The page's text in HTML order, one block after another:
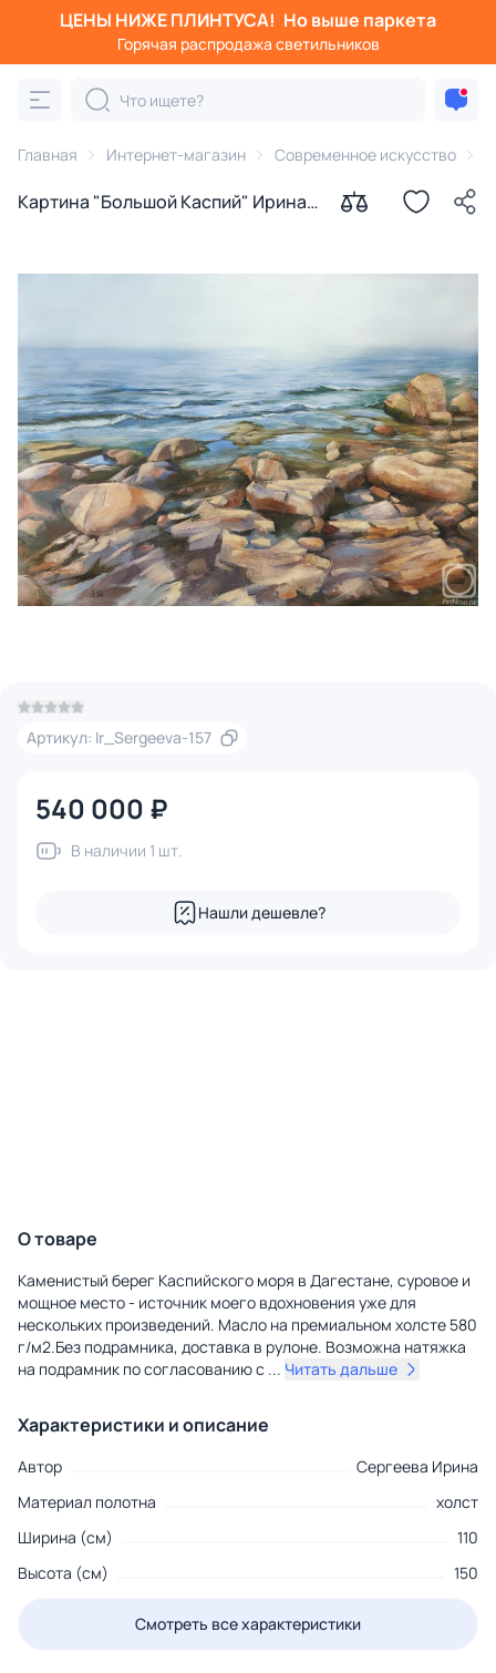
ЦЕНЫ НИЖЕ ПЛИНТУСА! Но выше паркета
Горячая распродажа светильников
Главная Интернет-магазин Современное искусство
Картина "Большой Каспий" Ирина
Артикул: Ir_Sergeeva-157
540 000 ₽
В наличии 1 шт.
Нашли дешевле?
О товаре
Каменистый берег Каспийского моря в Дагестане, суровое и
мощное место - источник моего вдохновения уже для
нескольких произведений. Масло на премиальном холсте 580
г/м2.Без подрамника, доставка в рулоне. Возможна натяжка
на подрамник по согласованию с ... Читать дальше
Характеристики и описание
Автор
Сергеева Ирина
Материал полотна
холст
Ширина (см)
110
Высота (см)
150
Смотреть все характеристики